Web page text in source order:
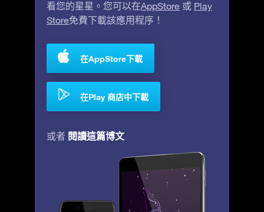
看您的星星。您可以在AppStore 或 Play
Store免費下載該應用程序！
在AppStore下載
在Play 商店中下載
或者 閱讀這篇博文